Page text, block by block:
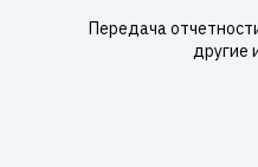
Передача
другие